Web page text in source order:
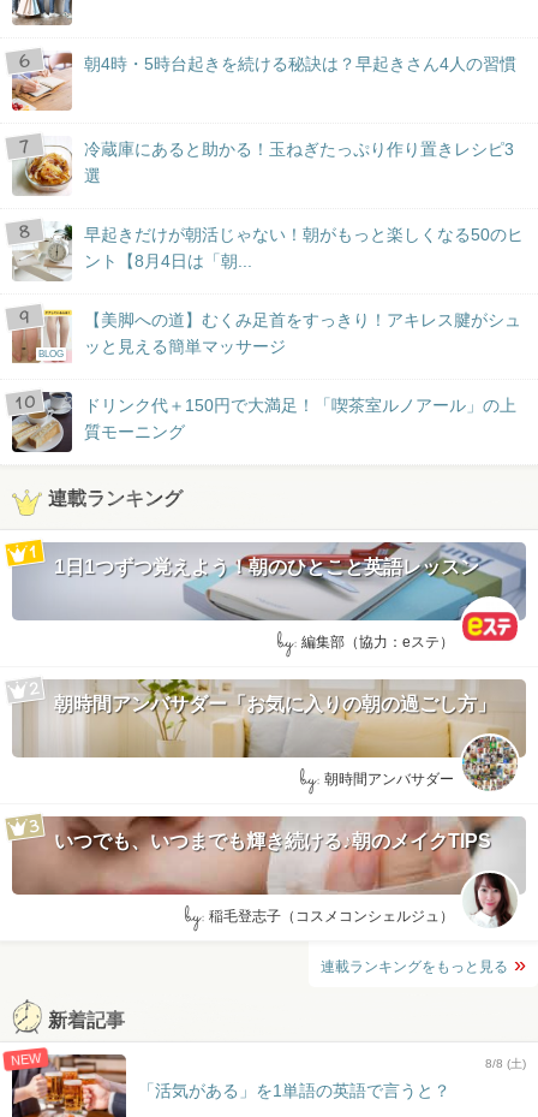
朝4時・5時台起きを続ける秘訣は？早起きさん4人の習慣
冷蔵庫にあると助かる！玉ねぎたっぷり作り置きレシピ3
選
早起きだけが朝活じゃない！朝がもっと楽しくなる50のヒ
ント【8月4日は「朝...
BLOG
【美脚への道】むくみ足首をすっきり！アキレス腱がシュ
ッと見える簡単マッサージ
ドリンク代＋150円で大満足！「喫茶室ルノアール」の上
質モーニング
連載ランキング
1日1つずつ覚えよう！朝のひとこと英語レッスン
by: 編集部（協力：eステ）
朝時間アンバサダー「お気に入りの朝の過ごし方」
by: 朝時間アンバサダー
いつでも、いつまでも輝き続ける♪朝のメイクTIPS
by: 稲毛登志子（コスメコンシェルジュ）
連載ランキングをもっと見る
新着記事
NEW 8/8 (土)
「活気がある」を1単語の英語で言うと？